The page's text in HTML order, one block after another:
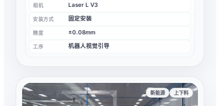
相机 Laser L V3
安装方式 固定安装
精度 ±0.08mm
工序 机器人视觉引导
新能源 上下料